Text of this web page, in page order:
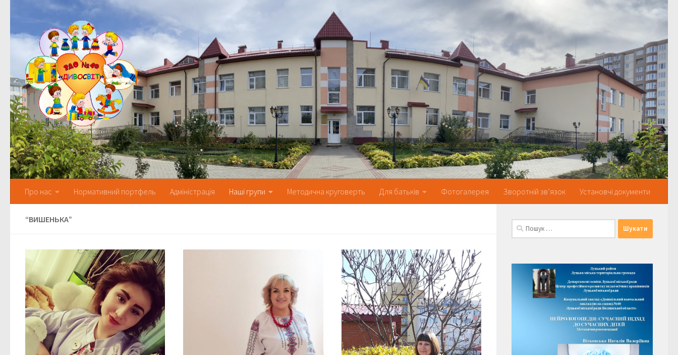
Про нас Нормативний портфель Адміністрація Наші групи Методична круговерть Для батьків Фотогалерея Зворотній зв’язок Установчі документи
“ВИШЕНЬКА”
Пошук: